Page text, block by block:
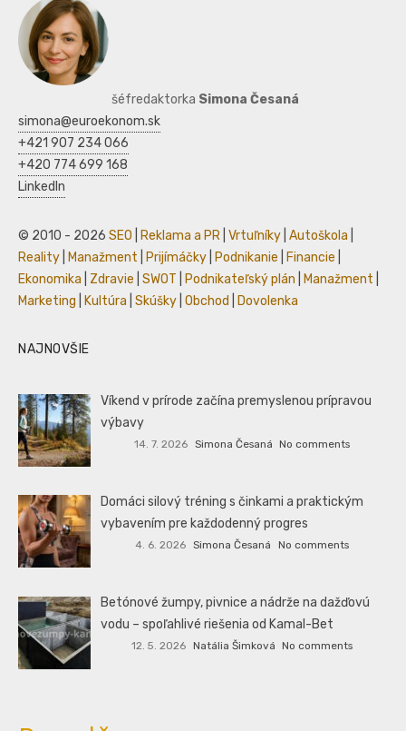
šéfredaktorka Simona Česaná
simona@euroekonom.sk
+421 907 234 066
+420 774 699 168
LinkedIn
© 2010 - 2026 SEO Reklama a PR Vrtuľníky Autoškola
Reality
Manažment Prijímáčky Podnikanie Financie
Ekonomika
Zdravie SWOT Podnikateľský plán Manažment
Marketing
Kultúra Skúšky Obchod Dovolenka
NAJNOVŠIE
Víkend v prírode začína premyslenou prípravou
výbavy
14. 7. 2026 Simona Česaná No comments
Domáci silový tréning s činkami a praktickým
vybavením pre každodenný progres
4. 6. 2026 Simona Česaná No comments
Betónové žumpy, pivnice a nádrže na dažďovú
vodu – spoľahlivé riešenia od Kamal-Bet
12. 5. 2026 Natália Šimková No comments